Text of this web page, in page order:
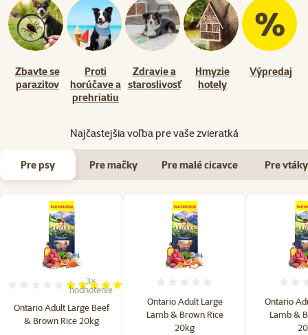
Zbavte se
parazitov
Proti
horúčave a
prehriatiu
Zdravie a
staroslivosť
Hmyzie
hotely
Výpredaj
Najčastejšia voľba pre vaše zvieratká
Pre psy Pre mačky Pre malé cicavce Pre vtáky
Ontario Adult Large Beef
& Brown Rice 20kg
Hodnotenie 100%, počet hodnotení: 3
3×
hodnotenie
Ontario Adult Large
Lamb & Brown Rice
20kg
Ontario
Lamb &